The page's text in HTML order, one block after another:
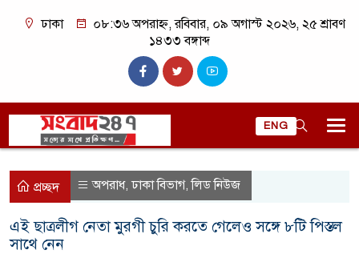
ঢাকা
০৮:৩৬ অপরাহ্ন, রবিবার, ০৯ অগাস্ট ২০২৬, ২৫ শ্রাবণ
১৪৩৩ বঙ্গাব্দ
ENG
প্রচ্ছদ অপরাধ,ঢাকা বিভাগ,লিড নিউজ
এই ছাত্রলীগ নেতা মুরগী চুরি করতে গেলেও সঙ্গে ৮টি পিস্তল
সাথে নেন